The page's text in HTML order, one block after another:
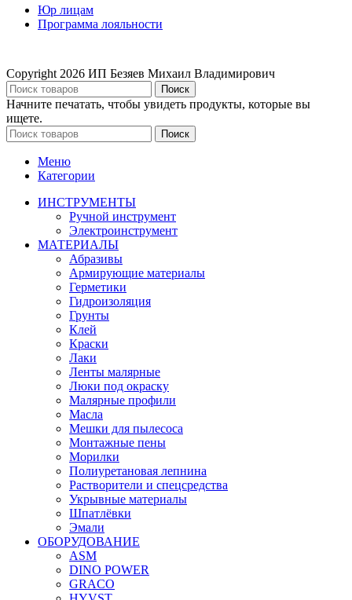
Юр лицам
Программа лояльности
Copyright 2026 ИП Безяев Михаил Владимирович
Поиск
Начните печатать, чтобы увидеть продукты, которые вы
ищете.
Поиск
Меню
Категории
ИНСТРУМЕНТЫ
Ручной инструмент
Электроинструмент
МАТЕРИАЛЫ
Абразивы
Армирующие материалы
Герметики
Гидроизоляция
Грунты
Клей
Краски
Лаки
Ленты малярные
Люки под окраску
Малярные профили
Масла
Мешки для пылесоса
Монтажные пены
Морилки
Полиуретановая лепнина
Растворители и спецсредства
Укрывные материалы
Шпатлёвки
Эмали
ОБОРУДОВАНИЕ
ASM
DINO POWER
GRACO